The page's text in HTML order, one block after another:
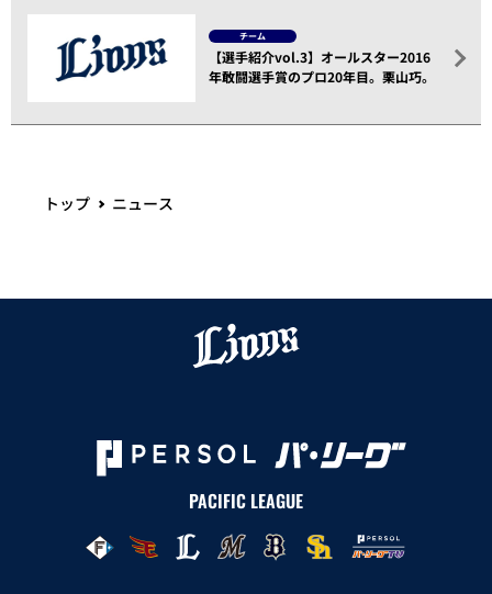
チーム
【選手紹介vol.3】オールスター2016
年敢闘選手賞のプロ20年目。栗山巧。
トップ ニュース
PACIFIC LEAGUE